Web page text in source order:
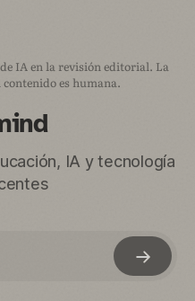
IA en la revisión editorial. La
es humana.
IA y tecnología